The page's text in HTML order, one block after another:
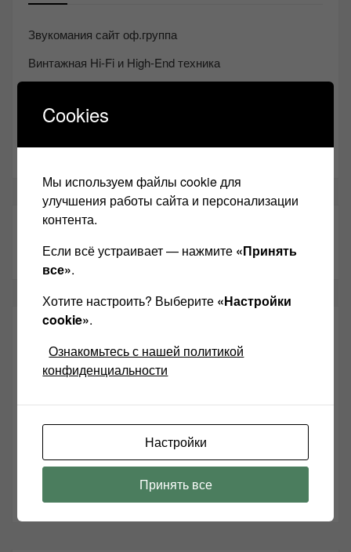
Звукомания сайт оф.группа
Винтажная Hi-Fi и High-End техника
Одноклассники
Youtube
ТАКЖЕ ЧИТАЕМ:
СВЕЖИЕ ЗАПИСИ
Возьмите друга в салон Hi-Fi техники
Чем дороже аудиотехника, тем лучше звучит?
10 способов оптимизации потоковой музыки
Почему виниловые пластинки звучат так хорошо?
Cookies
Мы используем файлы cookie для
улучшения работы сайта и персонализации
контента.
Если всё устраивает — нажмите «Принять
все».
Хотите настроить? Выберите «Настройки
cookie».
Ознакомьтесь с нашей политикой
конфиденциальности
Настройки
Принять все